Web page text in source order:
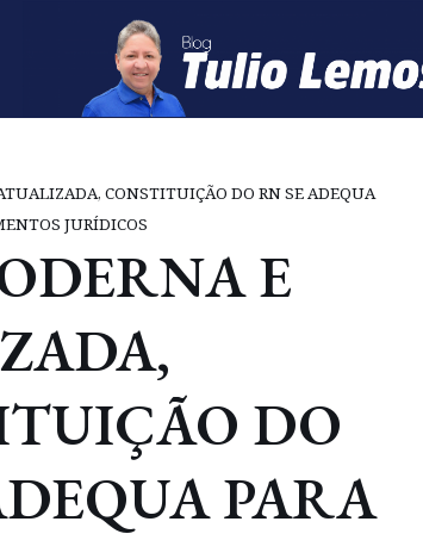
CONSTITUIÇÃO DO RN SE ADEQUA
JURÍDICOS
E
DO
PARA